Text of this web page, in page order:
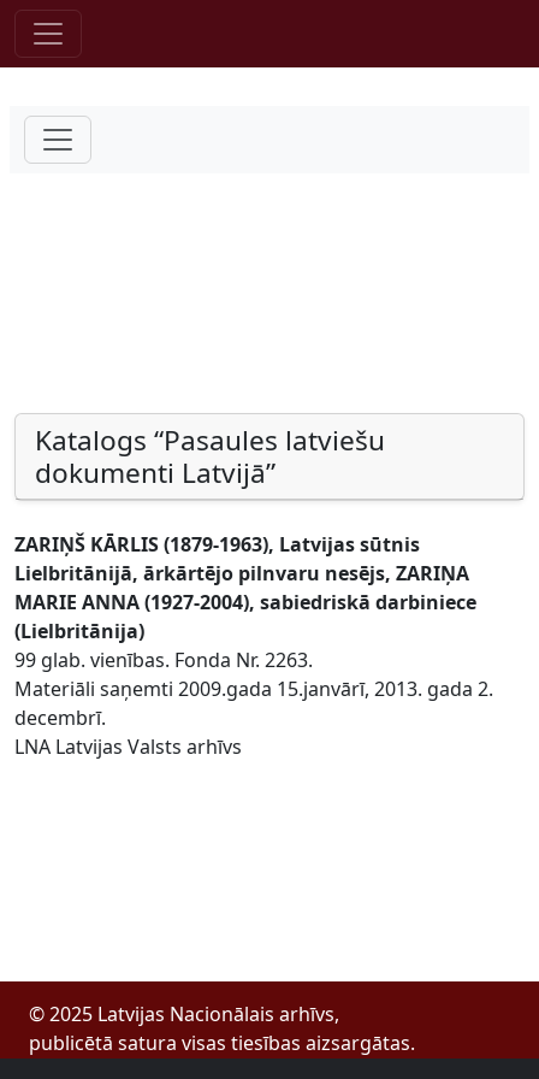
Pāriet uz saturu
Katalogs “Pasaules latviešu
dokumenti Latvijā”
ZARIŅŠ KĀRLIS (1879-1963), Latvijas sūtnis
Lielbritānijā, ārkārtējo pilnvaru nesējs, ZARIŅA
MARIE ANNA (1927-2004), sabiedriskā darbiniece
(Lielbritānija)
99 glab. vienības. Fonda Nr. 2263.
Materiāli saņemti 2009.gada 15.janvārī, 2013. gada 2.
decembrī.
LNA Latvijas Valsts arhīvs
© 2025 Latvijas Nacionālais arhīvs,
publicētā satura visas tiesības aizsargātas.